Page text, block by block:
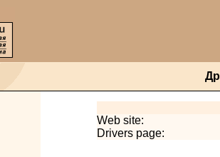
Web site:
Drivers page: